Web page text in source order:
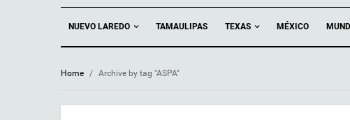
NUEVO LAREDO TAMAULIPAS TEXAS MÉXICO
Home / Archive by tag "ASPA"